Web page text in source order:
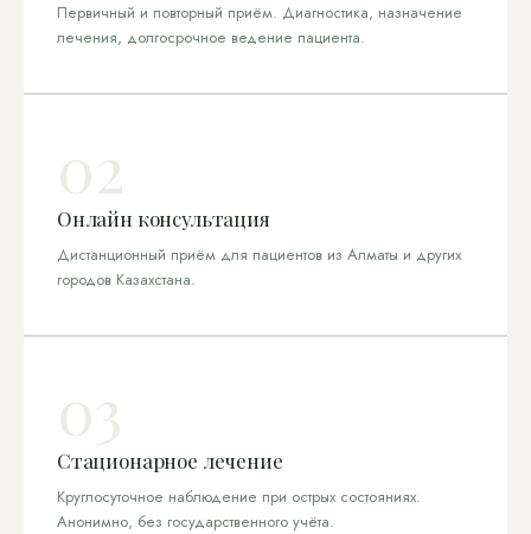
Первичный и повторный приём. Диагностика, назначение
лечения, долгосрочное ведение пациента.
02
Онлайн консультация
Дистанционный приём для пациентов из Алматы и других
городов Казахстана.
03
Стационарное лечение
Круглосуточное наблюдение при острых состояниях.
Анонимно, без государственного учёта.